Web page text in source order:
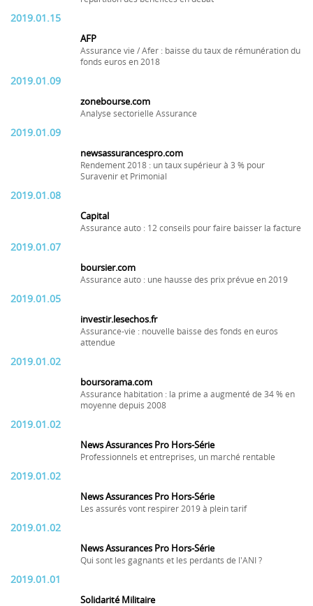
2019.01.15
AFP
Assurance vie / Afer : baisse du taux de rémunération du
fonds euros en 2018
2019.01.09
zonebourse.com
Analyse sectorielle Assurance
2019.01.09
newsassurancespro.com
Rendement 2018 : un taux supérieur à 3 % pour
Suravenir et Primonial
2019.01.08
Capital
Assurance auto : 12 conseils pour faire baisser la facture
2019.01.07
boursier.com
Assurance auto : une hausse des prix prévue en 2019
2019.01.05
investir.lesechos.fr
Assurance-vie : nouvelle baisse des fonds en euros
attendue
2019.01.02
boursorama.com
Assurance habitation : la prime a augmenté de 34 % en
moyenne depuis 2008
2019.01.02
News Assurances Pro Hors-Série
Professionnels et entreprises, un marché rentable
2019.01.02
News Assurances Pro Hors-Série
Les assurés vont respirer 2019 à plein tarif
2019.01.02
News Assurances Pro Hors-Série
Qui sont les gagnants et les perdants de l'ANI ?
2019.01.01
Solidarité Militaire